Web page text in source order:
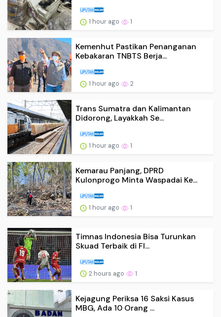
1 hour ago 1
Kemenhut Pastikan Penanganan
Kebakaran TNBTS Berja...
1 hour ago 2
Trans Sumatra dan Kalimantan
Didorong, Layakkah Se...
1 hour ago 1
Kemarau Panjang, DPRD
Kulonprogo Minta Waspadai Ke...
1 hour ago 1
Timnas Indonesia Bisa Turunkan
Skuad Terbaik di FI...
2 hours ago 1
Kejagung Periksa 16 Saksi Kasus
MBG, Ada 10 Orang ...